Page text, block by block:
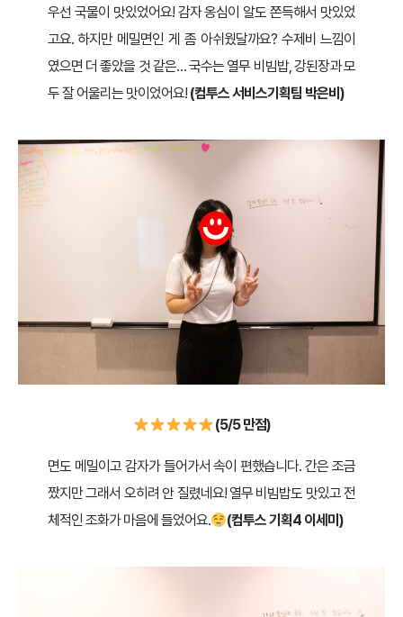
우선 국물이 맛있었어요! 감자 옹심이 알도 쫀득해서 맛있었
고요. 하지만 메밀면인 게 좀 아쉬웠달까요? 수제비 느낌이
였으면 더 좋았을 것 같은… 국수는 열무 비빔밥, 강된장과 모
두 잘 어울리는 맛이었어요!(컴투스 서비스기획팀 박은비)
(5/5 만점)
면도 메밀이고 감자가 들어가서 속이 편했습니다. 간은 조금
짰지만 그래서 오히려 안 질렸네요! 열무 비빔밥도 맛있고 전
체적인 조화가 마음에 들었어요.
(컴투스 기획4 이세미)